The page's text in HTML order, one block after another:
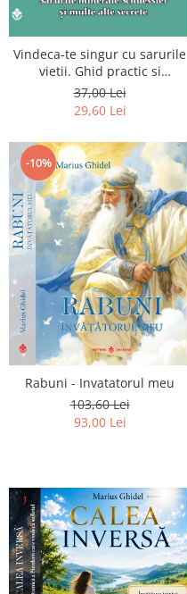
Vindeca-te singur cu sarurile
vietii. Ghid practic si
informativ. Sarurile minerale
Schuessler si multe alte
secrete
37,00 Lei
29,60 Lei
-10%
Rabuni - Invatatorul meu
103,60 Lei
93,00 Lei